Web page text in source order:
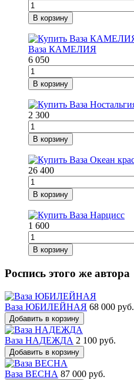
В корзину
Ваза КАМЕЛИЯ
6 050
В корзину
2 300
В корзину
26 400
В корзину
1 600
В корзину
Роспись этого же автора
Ваза ЮБИЛЕЙНАЯ 68 000 руб.
Добавить в корзину
Ваза НАДЕЖДА 2 100 руб.
Добавить в корзину
Ваза ВЕСНА 87 000 руб.